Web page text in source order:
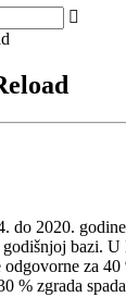
do 2020.
bazi. U
za
% zgrada